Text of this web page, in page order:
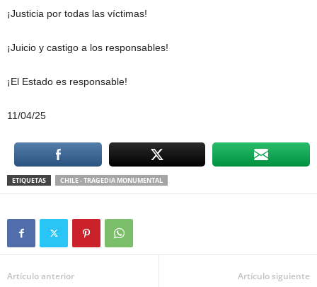
¡Justicia por todas las víctimas!
¡Juicio y castigo a los responsables!
¡El Estado es responsable!
11/04/25
ETIQUETAS CHILE - TRAGEDIA MONUMENTAL
Artículo anterior Artículo siguiente